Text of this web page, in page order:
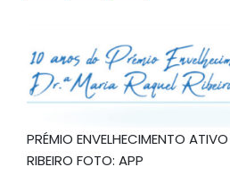
PRÉMIO ENVELHECIMENTO
RIBEIRO FOTO: APP